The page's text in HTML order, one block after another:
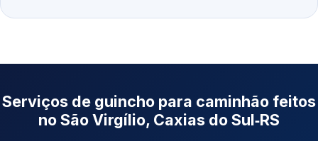
Serviços de guincho para caminhão feitos
no São Virgílio, Caxias do Sul‑RS